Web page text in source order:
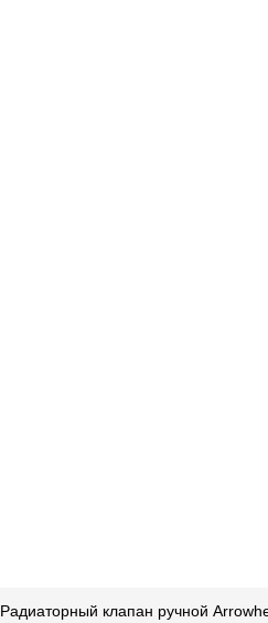
Радиаторный клапан ручной